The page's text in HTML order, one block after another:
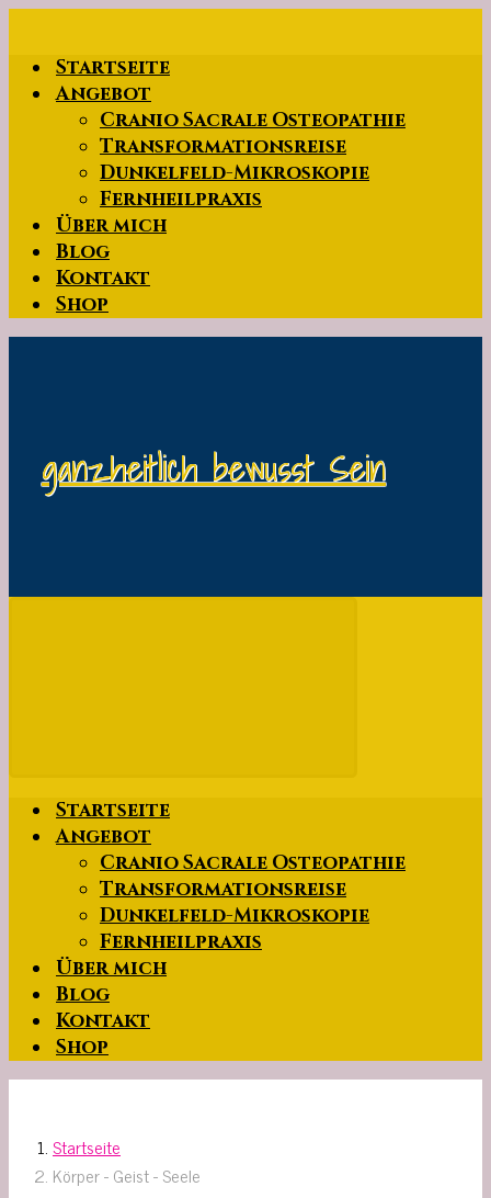
Hauptinhalt
springen
Startseite
Angebot
Cranio Sacrale Osteopathie
Transformationsreise
Dunkelfeld-Mikroskopie
Fernheilpraxis
Über mich
Blog
Kontakt
Shop
ganzheitlich bewusst Sein
Startseite
Angebot
Cranio Sacrale Osteopathie
Transformationsreise
Dunkelfeld-Mikroskopie
Fernheilpraxis
Über mich
Blog
Kontakt
Shop
Startseite
Körper - Geist - Seele